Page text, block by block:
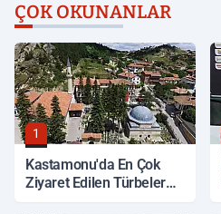
ÇOK OKUNANLAR
1
Kastamonu'da En Çok
Ziyaret Edilen Türbeler